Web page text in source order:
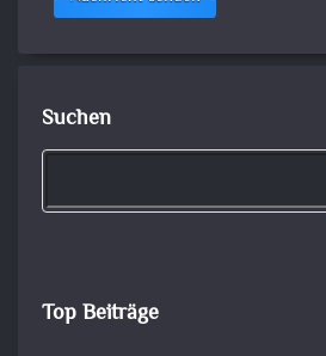
Suchen
Top Beiträge